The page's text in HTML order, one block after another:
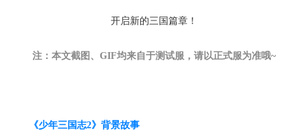
开启新的三国篇章！
注：本文截图、GIF均来自于测试服，请以正式服为准哦~
《少年三国志2》背景故事